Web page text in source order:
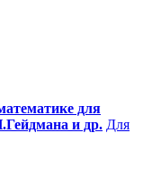
для
и др. Для